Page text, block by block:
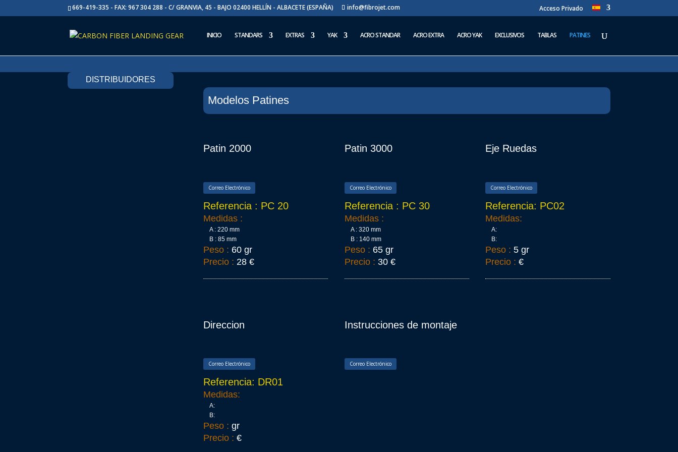
669-419-335 - FAX: 967 304 288 - C/ GRANVIA, 45 - BAJO 02400 HELLÍN - ALBACETE (ESPAÑA) info@fibrojet.com Acceso Privado
INICIO STANDARS EXTRAS YAK ACRO STANDAR ACRO EXTRA ACRO YAK EXCLUSIVOS TABLAS PATINES
DISTRIBUIDORES
Modelos Patines
Patin 2000
Correo Electrónico
Referencia : PC 20
Medidas :
A : 220 mm
B : 85 mm
Peso : 60 gr
Precio : 28 €
Patin 3000
Correo Electrónico
Referencia : PC 30
Medidas :
A : 320 mm
B : 140 mm
Peso : 65 gr
Precio : 30 €
Eje Ruedas
Correo Electrónico
Referencia: PC02
Medidas:
A:
B:
Peso :5 gr
Precio :€
Direccion
Correo Electrónico
Referencia: DR01
Medidas:
A:
B:
Peso :gr
Precio :€
Instrucciones de montaje
Correo Electrónico